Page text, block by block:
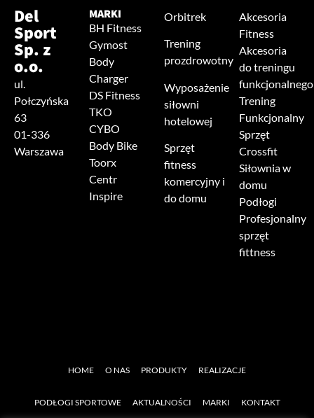
Del
Sport
Sp. z
o.o.
ul.
Połczyńska
63
01-336
Warszawa
MARKI
BH Fitness
Gymost
Body
Charger
DS Fitness
TKO
CYBO
Body Bike
Toorx
Centr
Inspire
Orbitrek
Trening
prozdrowotny
Wyposażenie
siłowni
hotelowej
Sprzęt
fitness
komercyjny i
do domu
Akcesoria
Fitness
Akcesoria
do treningu
funkcjonalnego
Trening
Funkcjonalny
Sprzęt
Crossfit
Siłownia w
domu
Podłogi
Profesjonalny
sprzęt
fittness
HOME O NAS PRODUKTY REALIZACJE
PODŁOGI SPORTOWE AKTUALNOŚCI MARKI KONTAKT